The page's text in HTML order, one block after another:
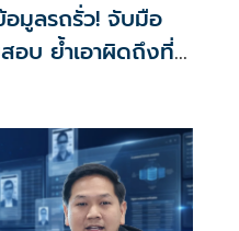
มูลรถรั่ว! จับมือ
อบ ย้ำเอาผิดถึงที่